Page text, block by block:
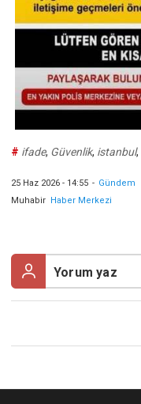
# ifade, Güvenlik, istanbul,
25 Haz 2026 - 14:55 - Gündem
Muhabir Haber Merkezi